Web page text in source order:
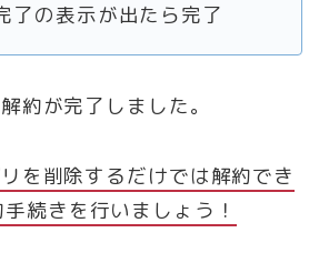
了の表示が出たら完了
約が完了しました。
を削除するだけでは解約でき
続きを行いましょう！